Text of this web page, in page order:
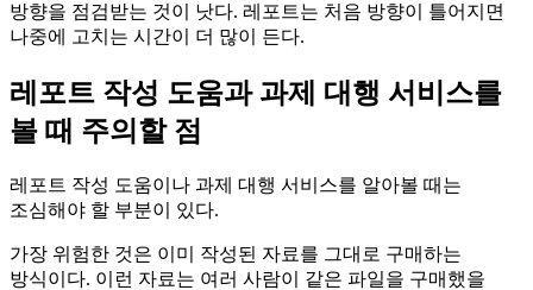
방향을 점검받는 것이 낫다. 레포트는 처음 방향이 틀어지면
나중에 고치는 시간이 더 많이 든다.
레포트 작성 도움과 과제 대행 서비스를
볼 때 주의할 점
레포트 작성 도움이나 과제 대행 서비스를 알아볼 때는
조심해야 할 부분이 있다.
가장 위험한 것은 이미 작성된 자료를 그대로 구매하는
방식이다. 이런 자료는 여러 사람이 같은 파일을 구매했을